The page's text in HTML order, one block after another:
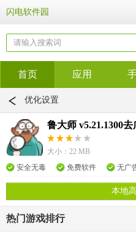
闪电软件园
首页 应用
优化设置
鲁大师 v5.21.1300
大小：22 MB
安全无毒
免费软件 无广
本地
热门游戏排行